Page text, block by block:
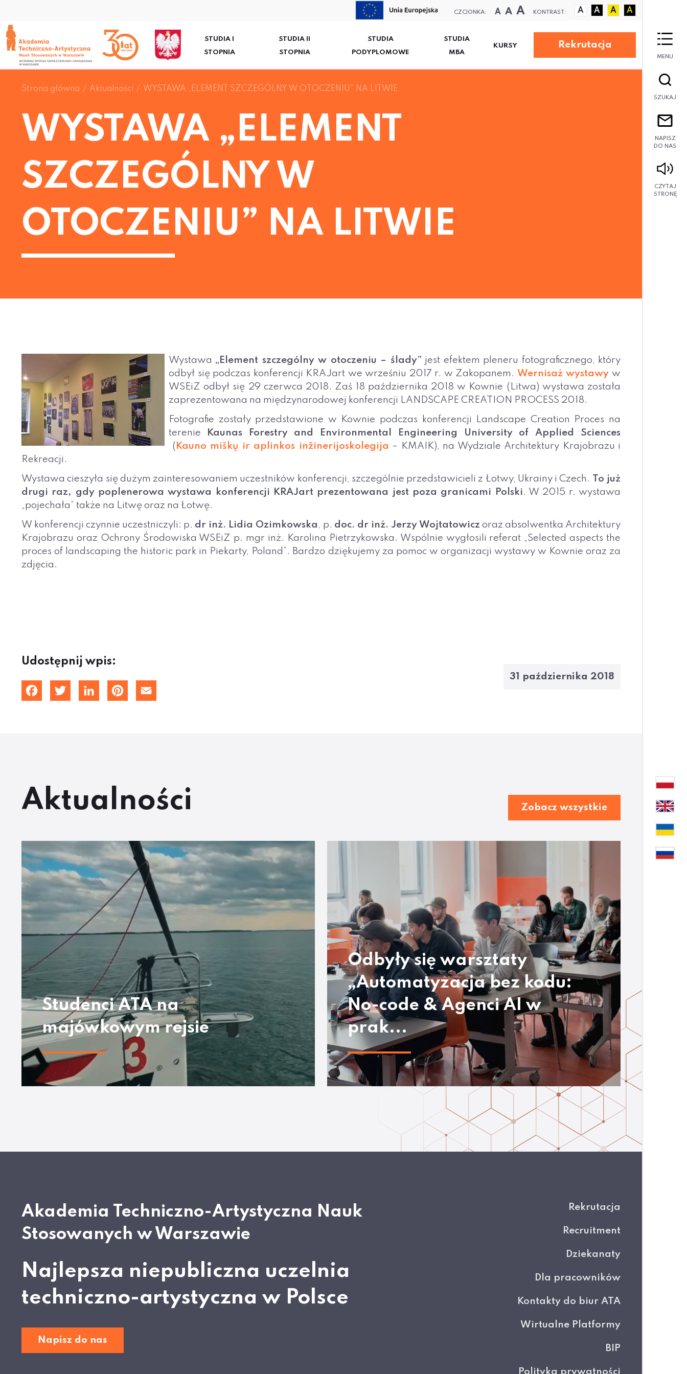
CZCIONKA: A A A KONTRAST: A A A A
STUDIA I
STOPNIA
STUDIA II
STOPNIA
STUDIA
PODYPLOMOWE
STUDIA
MBA
KURSY Rekrutacja
MENU
SZUKAJ
NAPISZ
DO NAS
CZYTAJ
STRONĘ
Strona główna Aktualności WYSTAWA „ELEMENT SZCZEGÓLNY W OTOCZENIU” NA LITWIE
WYSTAWA „ELEMENT
SZCZEGÓLNY W
OTOCZENIU” NA LITWIE
Wystawa „Element szczególny w otoczeniu – ślady” jest efektem pleneru fotograficznego, który
odbył się podczas konferencji KRAJart we wrześniu 2017 r. w Zakopanem. Wernisaż wystawy w
WSEiZ odbył się 29 czerwca 2018. Zaś 18 października 2018 w Kownie (Litwa) wystawa została
zaprezentowana na międzynarodowej konferencji LANDSCAPE CREATION PROCESS 2018.
Fotografie zostały przedstawione w Kownie podczas konferencji Landscape Creation Proces na
terenie
Kaunas Forestry and Environmental Engineering University of Applied Sciences
( Kauno miškų ir aplinkos inžinerijoskolegija – KMAIK), na Wydziale Architektury Krajobrazu i
Rekreacji.
Wystawa cieszyła się dużym zainteresowaniem uczestników konferencji, szczególnie przedstawicieli z Łotwy, Ukrainy i Czech. To już
drugi raz, gdy poplenerowa wystawa konferencji KRAJart prezentowana jest poza granicami Polski. W 2015 r. wystawa
„pojechała” także na Litwę oraz na Łotwę.
W konferencji czynnie uczestniczyli: p. dr inż. Lidia Ozimkowska , p. doc. dr inż. Jerzy Wojtatowicz oraz absolwentka Architektury
Krajobrazu oraz Ochrony Środowiska WSEiZ p. mgr inż. Karolina Pietrzykowska. Wspólnie wygłosili referat „Selected aspects the
proces of landscaping the historic park in Piekarty, Poland”. Bardzo dziękujemy za pomoc w organizacji wystawy w Kownie oraz za
zdjęcia.
Udostępnij wpis:
FacebookTwitterLinkedInPinterestEmail
31 października 2018
Aktualności Zobacz wszystkie
Studenci ATA na
majówkowym rejsie
Odbyły się warsztaty
„Automatyzacja bez kodu:
No-code & Agenci AI w
prak...
Akademia Techniczno-Artystyczna Nauk
Stosowanych w Warszawie
Najlepsza niepubliczna uczelnia
techniczno-artystyczna w Polsce
Napisz do nas
Rekrutacja
Recruitment
Dziekanaty
Dla pracowników
Kontakty do biur ATA
Wirtualne Platformy
BIP
Polityka prywatności